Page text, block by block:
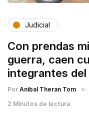
Judicial
Con prendas
guerra, caen
integrantes del
Por Anibal Theran Tom
2 Minutos de lectura